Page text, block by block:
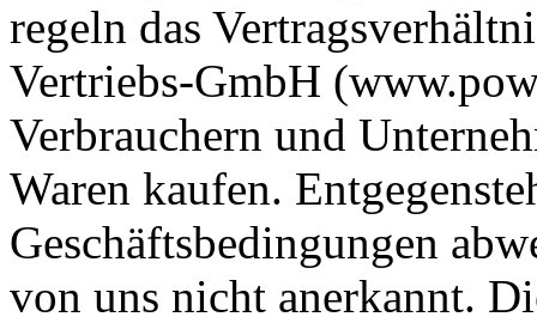
regeln das
Vertriebs-GmbH
Verbrauchern und
Waren kaufen.
Geschäftsbedingungen
von uns nicht anerkannt.